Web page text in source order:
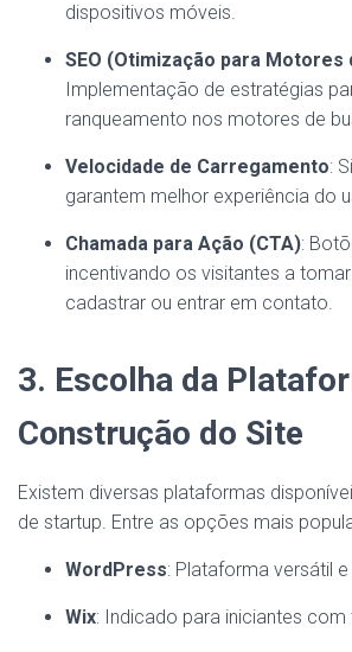
dispositivos móveis.
SEO (Otimização para Motores
Implementação de estratégias
ranqueamento nos motores de
Velocidade de Carregamento:
garantem melhor experiência do
Chamada para Ação (CTA):
incentivando os visitantes a
cadastrar ou entrar em contato.
3. Escolha da
Construção do Site
Existem diversas plataformas
de startup. Entre as opções mais
WordPress: Plataforma versátil
Wix: Indicado para iniciantes